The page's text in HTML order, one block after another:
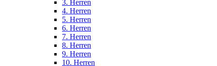
3. Herren
4. Herren
5. Herren
6. Herren
7. Herren
8. Herren
9. Herren
10. Herren